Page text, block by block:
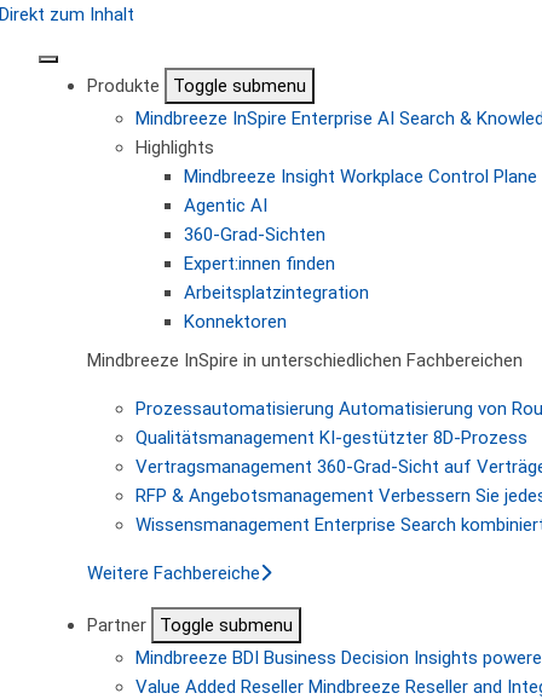
Direkt zum Inhalt
Produkte
Toggle submenu
Mindbreeze InSpire Enterprise AI Search &
Highlights
Mindbreeze Insight Workplace Control
Agentic AI
360-Grad-Sichten
Expert:innen finden
Arbeitsplatzintegration
Konnektoren
Mindbreeze InSpire in unterschiedlichen Fachbereichen
Prozessautomatisierung Automatisierung von
Qualitätsmanagement KI-gestützter 8D-Prozess
Vertragsmanagement 360-Grad-Sicht auf
RFP & Angebotsmanagement Verbessern Sie
Wissensmanagement Enterprise Search
Weitere Fachbereiche
Partner
Toggle submenu
Mindbreeze BDI Business Decision Insights
Value Added Reseller Mindbreeze Reseller and